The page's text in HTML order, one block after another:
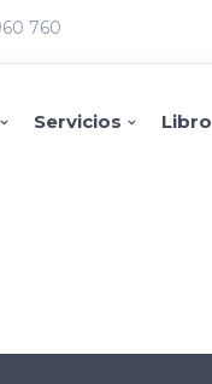
760
Servicios Libro